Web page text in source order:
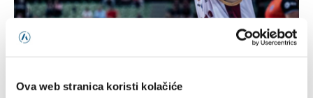
Ova web stranica koristi kolačiće
Sloboda novo pojačanje pronašla u redovima Bosne